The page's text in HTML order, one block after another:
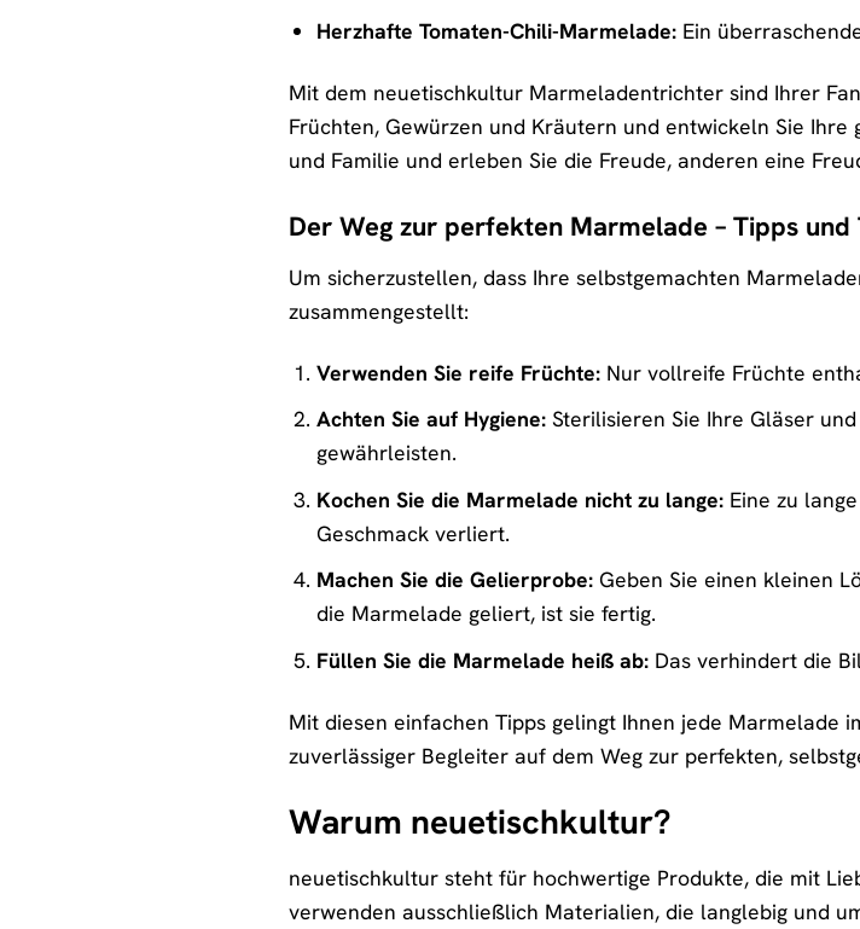
Herzhafte Tomaten-Chili-Marmelade:Ein
Mit dem neuetischkultur Marmeladentrichter sind Ihrer
Früchten, Gewürzen und Kräutern und entwickeln Sie
und Familie und erleben Sie die Freude, anderen eine
Der Weg zur perfekten Marmelade – Tipps und
Um sicherzustellen, dass Ihre selbstgemachten
zusammengestellt:
Verwenden Sie reife Früchte:Nur vollreife Früchte
Achten Sie auf Hygiene:Sterilisieren Sie Ihre Gläser
gewährleisten.
Kochen Sie die Marmelade nicht zu lange:Eine zu
Geschmack verliert.
Machen Sie die Gelierprobe:Geben Sie einen kleinen
die Marmelade geliert, ist sie fertig.
Füllen Sie die Marmelade heiß ab:Das verhindert die
Mit diesen einfachen Tipps gelingt Ihnen jede
zuverlässiger Begleiter auf dem Weg zur perfekten,
Warum neuetischkultur?
neuetischkultur steht für hochwertige Produkte, die mit
verwenden ausschließlich Materialien, die langlebig und